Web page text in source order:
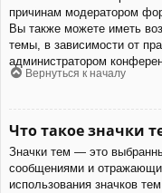
причинам модератором
Вы также можете иметь
темы, в зависимости от
администратором
Вернуться к началу
Что такое значки
Значки тем — это
сообщениями и
использования значков